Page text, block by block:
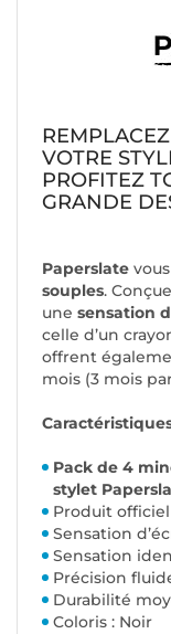
VOTRE
PROFITEZ
GRANDE
Paperslate
souples.
une sensation
celle d’un
offrent
mois (3 mois
Pack de 4
stylet
Produit
Sensation
Sensation
Précision
Durabilité
Coloris : Noir